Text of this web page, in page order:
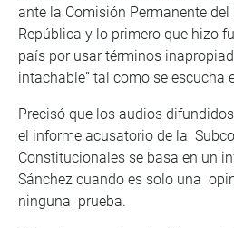
ante la Comisión Permanente del
República y lo primero que hizo
país por usar términos
intachable” tal como se escucha
Precisó que los audios
el informe acusatorio de la
Constitucionales se basa en un
Sánchez cuando es solo una
ninguna prueba.